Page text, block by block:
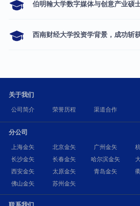
伯明翰大学数字媒体与创意产业硕
西南财经大学投资学背景，成功斩
关于我们
公司简介 荣誉历程 渠道合作
分公司
上海金矢 北京金矢 广州金矢
长沙金矢
长春金矢 哈尔滨金矢
西安金矢
太原金矢 青岛金矢
佛山金矢
苏州金矢